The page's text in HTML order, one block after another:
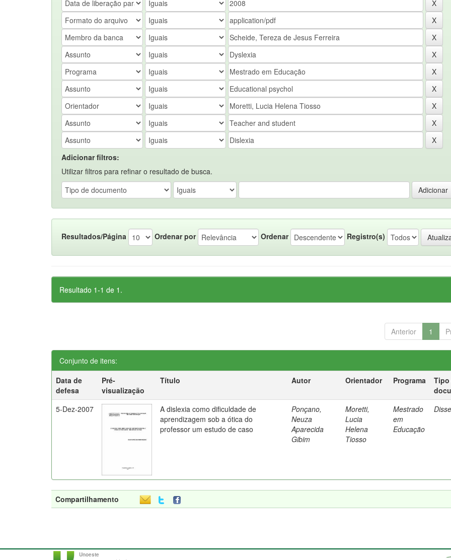
Adicionar filtros:
Utilizar filtros para refinar o resultado de busca.
Resultados/Página Ordenar por Ordenar Registro(s)
Resultado 1-1 de 1.
Anterior 1
Conjunto de itens:
Data de
defesa
Pré-
visualização
Título Autor Orientador Programa
Tipo
5-Dez-2007
A dislexia como dificuldade de
aprendizagem sob a ótica do
professor um estudo de caso
Ponçano,
Neuza
Aparecida
Gibim
Moretti,
Lucia
Helena
Tiosso
Mestrado
em
Educação
Compartilhamento
Unoeste